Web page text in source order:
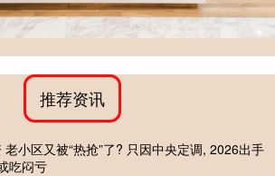
推荐资讯
老小区又被“热抢”了? 只因中央定调, 2026出手
吃闷亏